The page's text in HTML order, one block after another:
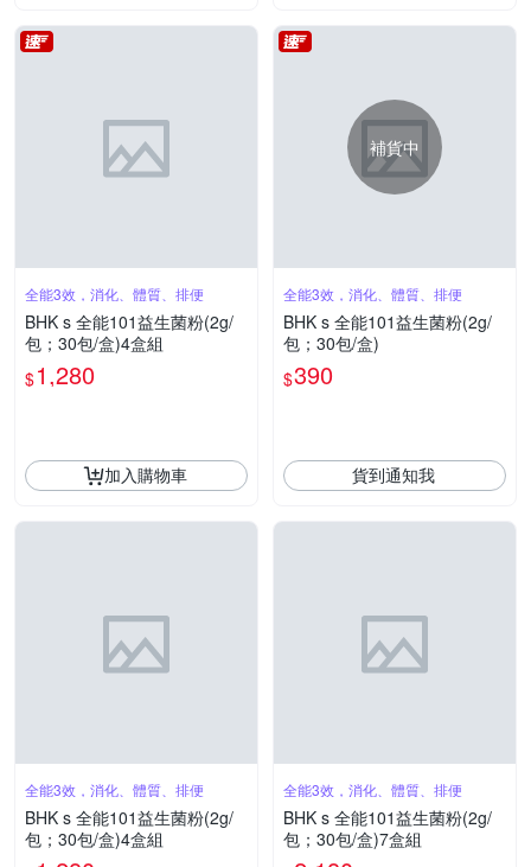
全能3效，消化、體質、排便
BHK s 全能101益生菌粉(2g/
包；30包/盒)4盒組
$1,280
加入購物車
補貨中
全能3效，消化、體質、排便
BHK s 全能101益生菌粉(2g/
包；30包/盒)
$390
貨到通知我
全能3效，消化、體質、排便
BHK s 全能101益生菌粉(2g/
包；30包/盒)4盒組
全能3效，消化、體質、排便
BHK s 全能101益生菌粉(2g/
包；30包/盒)7盒組